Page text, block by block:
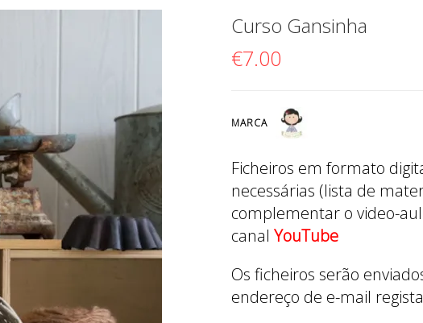
Curso Gansinha
€7.00
MARCA
Ficheiros em formato
necessárias (lista de
complementar o video-
canalYouTube
Os ficheiros serão
endereço de e-mail